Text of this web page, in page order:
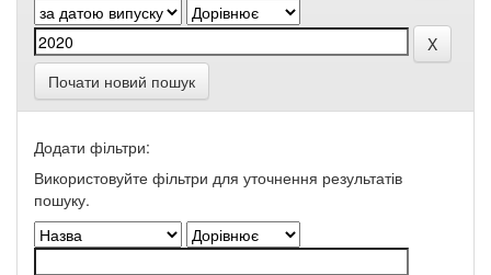
Почати новий пошук
Додати фільтри:
Використовуйте фільтри для уточнення результатів
пошуку.